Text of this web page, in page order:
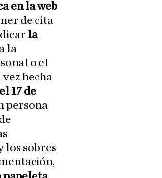
en la web
de cita
la
la
o el
vez hecha
17 de
persona
los sobres